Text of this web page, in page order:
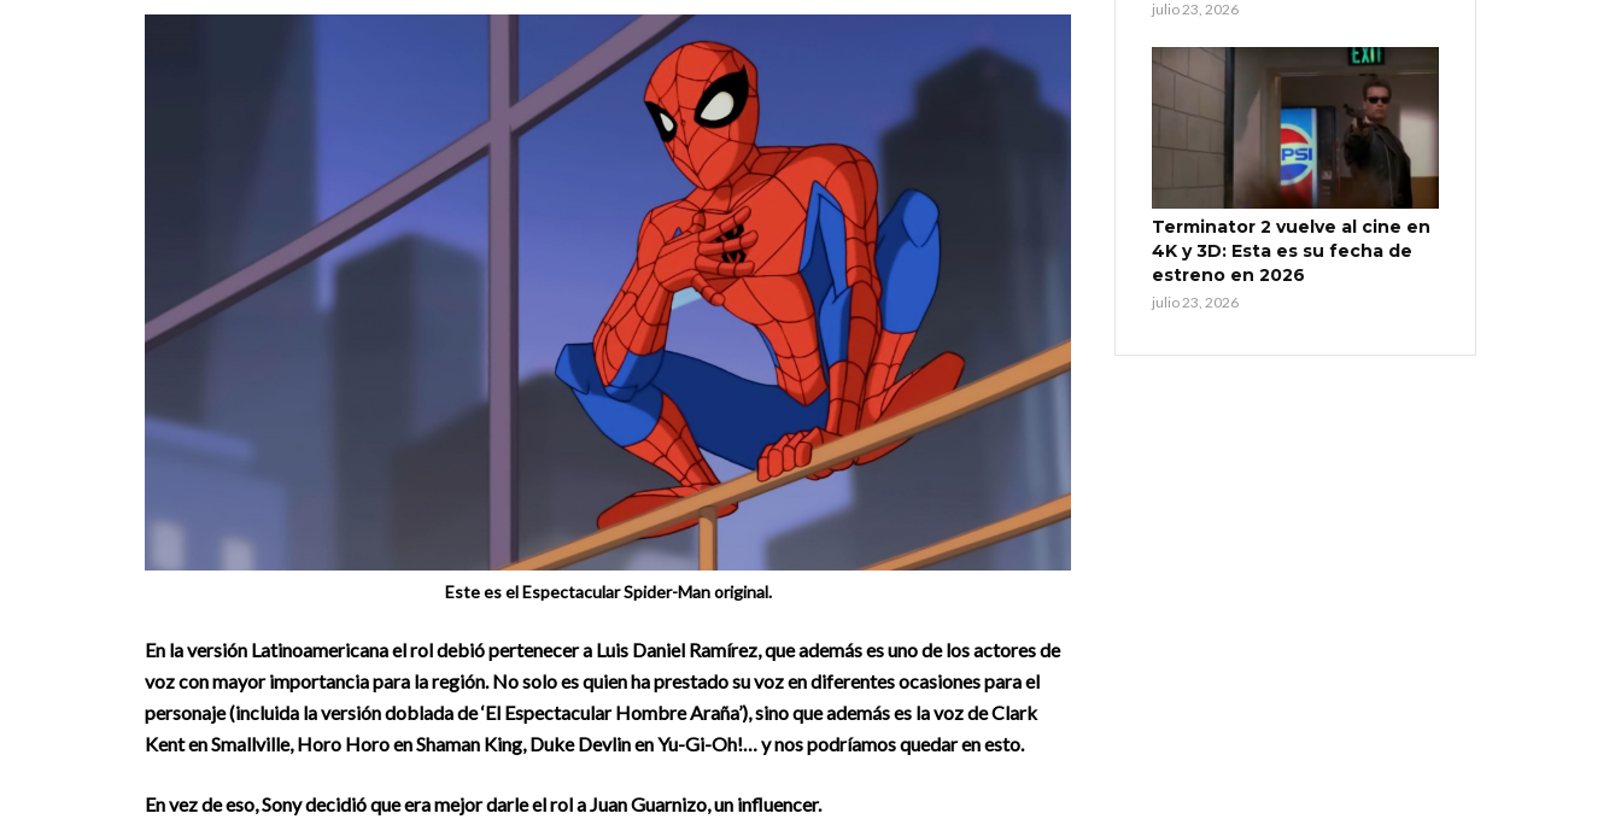
Este es el Espectacular Spider-Man original.
En la versión Latinoamericanael rol debió pertenecer a Luis Daniel Ramírez, que además es uno de los actores de
voz con mayor importancia para la región. No solo es quien ha prestado su voz en diferentes ocasiones para el
personaje (incluida la versión doblada de ‘El Espectacular Hombre Araña’), sino que además es la voz de Clark
Kent en Smallville, Horo Horo en Shaman King, Duke Devlin en Yu-Gi-Oh!… y nos podríamos quedar en esto.
En vez de eso, Sony decidió que era mejor darle el rol a Juan Guarnizo, un influencer.
julio 23, 2026
Terminator 2 vuelve al cine en
4K y 3D: Esta es su fecha de
estreno en 2026
julio 23, 2026